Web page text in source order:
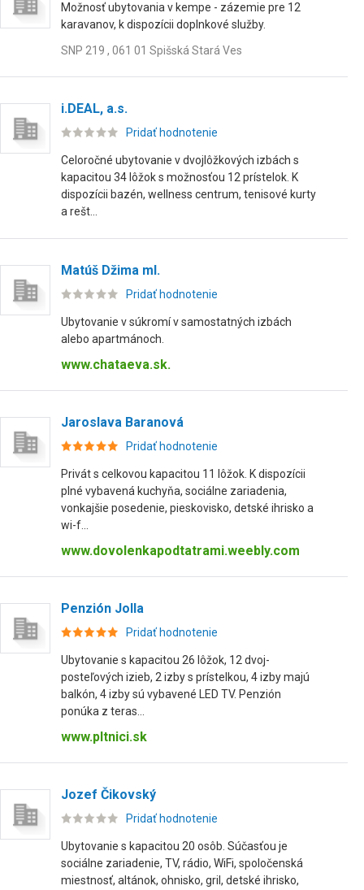
Možnosť ubytovania v kempe - zázemie pre 12
karavanov, k dispozícii doplnkové služby.
SNP 219 , 061 01 Spišská Stará Ves
i.DEAL, a.s.
Pridať hodnotenie
Celoročné ubytovanie v dvojlôžkových izbách s
kapacitou 34 lôžok s možnosťou 12 prístelok. K
dispozícii bazén, wellness centrum, tenisové kurty
a rešt...
Matúš Džima ml.
Pridať hodnotenie
Ubytovanie v súkromí v samostatných izbách
alebo apartmánoch.
www.chataeva.sk.
Jaroslava Baranová
Pridať hodnotenie
Privát s celkovou kapacitou 11 lôžok. K dispozícii
plné vybavená kuchyňa, sociálne zariadenia,
vonkajšie posedenie, pieskovisko, detské ihrisko a
wi-f...
www.dovolenkapodtatrami.weebly.com
Penzión Jolla
Pridať hodnotenie
Ubytovanie s kapacitou 26 lôžok, 12 dvoj-
posteľových izieb, 2 izby s prístelkou, 4 izby majú
balkón, 4 izby sú vybavené LED TV. Penzión
ponúka z teras...
www.pltnici.sk
Jozef Čikovský
Pridať hodnotenie
Ubytovanie s kapacitou 20 osôb. Súčasťou je
sociálne zariadenie, TV, rádio, WiFi, spoločenská
miestnosť, altánok, ohnisko, gril, detské ihrisko,